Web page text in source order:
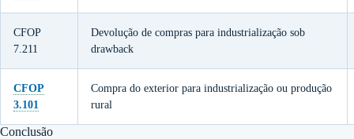
CFOP
7.211
Devolução de compras para industrialização sob
drawback
CFOP
3.101
Compra do exterior para industrialização ou produção
rural
Conclusão